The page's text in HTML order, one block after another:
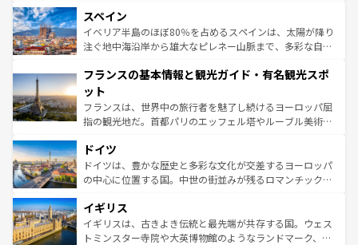
ろん、トスカーナの美しい田園風景やアマルフィ海岸の絶
景など、自然景観も見逃せない。観光の合間には、本場の
ピザやパスタなど、絶品のイタリア料理を堪能することも
ませてくれるイタリアで、忘れられない旅をしてみよう！
なお、新着のイタリア情報は
しい。
スペイン
イベリア半島のほぼ80％を占めるスペインは、太陽が降り
注ぐ地中海沿岸から雄大なピレネー山脈まで、多彩な自然
文化が根付くこの国では、情熱的なフラメンコ、熱気あふ
れる闘牛、そして美味しいタパスが生活の一部となってい
る。首都マドリードの洗練された雰囲気や、バルセロナの
アートに溢れた街角から、地方では古代ローマ遺跡や中世
せる。地方によって風土や気候が異なるスペインはその個
性で訪れる人を魅了する。 なお、新着のスペイン情報は コ
ンテンツ一覧を参照してほしい。
フランスの基本情報と観光ガイド・有名観光スポ
ット
フランスは、世界中の旅行者を魅了し続けるヨーロッパ屈
指の観光地だ。首都パリのエッフェル塔やルーブル美術館
で、幅広い魅力が詰まっている。華麗な宮殿、歴史的な大
聖堂、美しいビーチ、そして豊かな自然が、訪れる者を心
から魅了する。また、フランスは美食の国としても知ら
いる。シャンパンの発祥地であるランス、プロヴァンスの
香り高いラベンダー畑など、多彩な楽しみ方が可能だ。さ
らに、パリ以外の地域にも魅力が溢れており、どの街角に
ドイツ
ドイツは、豊かな歴史と多彩な文化が交差するヨーロッパ
の中心に位置する国。中世の街並みが残るロマンチック街
顔を持つこの国は、どこを歩いても飽きることがない。ベ
ルリンの文化的活気、バイエルン州のアルプスの絶景、そ
してライン川沿いのワイン畑といった風景は必見。ビール
イギリス
イギリスは、古きよき伝統と最先端が共存する国。ウェス
トミンスター寺院や大英博物館のようなランドマーク、歴